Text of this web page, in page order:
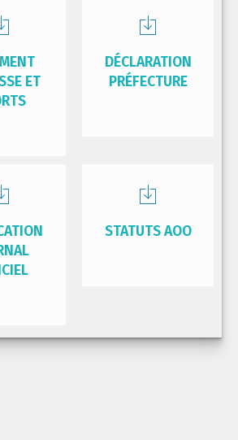
ET
DÉCLARATION
PRÉFECTURE
STATUTS AOO